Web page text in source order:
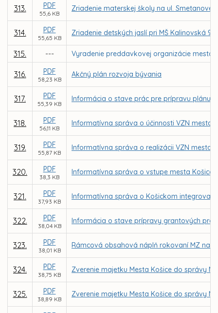
313. PDF
55,6 KB
Zriadenie materskej školy na ul. Smetanovej
314. PDF
55,65 KB
Zriadenie detských jaslí pri MŠ Kalinovská 9
315. --- Vyradenie preddavkovej organizácie mesta
316. PDF
58,23 KB
Akčný plán rozvoja bývania
317. PDF
55,39 KB
Informácia o stave prác pre prípravu plánu
318. PDF
56,11 KB
Informatívna správa o účinnosti VZN mesta
319. PDF
55,87 KB
Informatívna správa o realizácii VZN mesta
320. PDF
38,3 KB
Informatívna správa o vstupe mesta Košice
321. PDF
37,93 KB
Informatívna správa o Košickom
322. PDF
38,04 KB
Informácia o stave prípravy grantových
323. PDF
38,01 KB
Rámcová obsahová náplň rokovaní MZ na
324. PDF
38,75 KB
Zverenie majetku Mesta Košice do správy
325. PDF
38,89 KB
Zverenie majetku Mesta Košice do správy